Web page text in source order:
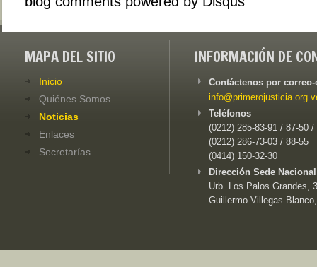
MAPA DEL SITIO
Inicio
Quiénes Somos
Noticias
Enlaces
Secretarías
INFORMACIÓN DE
Contáctenos por
Teléfonos
(0212) 285-83-91 / 87-50 /
(0212) 286-73-03 / 88-55
(0414) 150-32-30
Dirección Sede
Urb. Los Palos Grandes,
Guillermo Villegas